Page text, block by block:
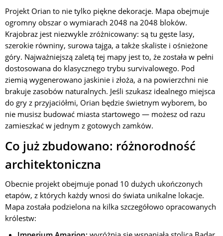
Projekt Orian to nie tylko piękne dekoracje. Mapa obejmuje
ogromny obszar o wymiarach 2048 na 2048 bloków.
Krajobraz jest niezwykle zróżnicowany: są tu gęste lasy,
szerokie równiny, surowa tajga, a także skaliste i ośnieżone
góry. Najważniejszą zaletą tej mapy jest to, że została w pełni
dostosowana do klasycznego trybu survivalowego. Pod
ziemią wygenerowano jaskinie i złoża, a na powierzchni nie
brakuje zasobów naturalnych. Jeśli szukasz idealnego miejsca
do gry z przyjaciółmi, Orian będzie świetnym wyborem, bo
nie musisz budować miasta startowego — możesz od razu
zamieszkać w jednym z gotowych zamków.
Co już zbudowano: różnorodność
architektoniczna
Obecnie projekt obejmuje ponad 10 dużych ukończonych
etapów, z których każdy wnosi do świata unikalne lokacje.
Mapa została podzielona na kilka szczegółowo opracowanych
królestw: